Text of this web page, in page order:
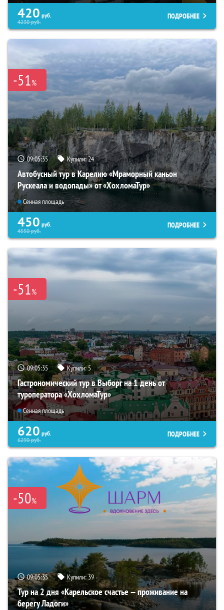
420 руб.
4230руб.
ПОДРОБНЕЕ
-51%
09:05:33 Купили:24
Автобусный тур в Карелию «Мраморный каньон
Рускеала и водопады» от «ХохломаТур»
Сенная площадь
450 руб.
4550руб.
ПОДРОБНЕЕ
-51%
09:05:33 Купили:5
Гастрономический тур в Выборг на 1 день от
туроператора «ХохломаТур»
Сенная площадь
620 руб.
6290руб.
ПОДРОБНЕЕ
-50%
09:05:33 Купили:39
Тур на 2 дня «Карельское счастье — проживание на
берегу Ладоги»